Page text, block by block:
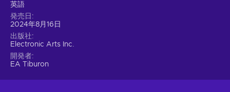
英語
発売日
2024年8月16日
出版社
Electronic Arts Inc.
開発者
EA Tiburon